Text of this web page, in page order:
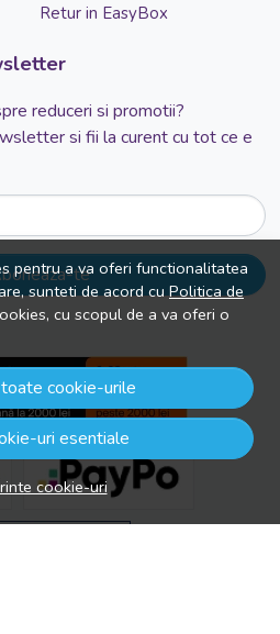
pentru a va oferi functionalitatea
sunteti de acord cuPolitica de
cu scopul de a va oferi o
cookie-urile
uri esentiale
cookie-uri
Retur in EasyBox
reduceri si promotii?
si fii la curent cu tot ce e
te